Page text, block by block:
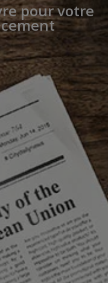
pour votre